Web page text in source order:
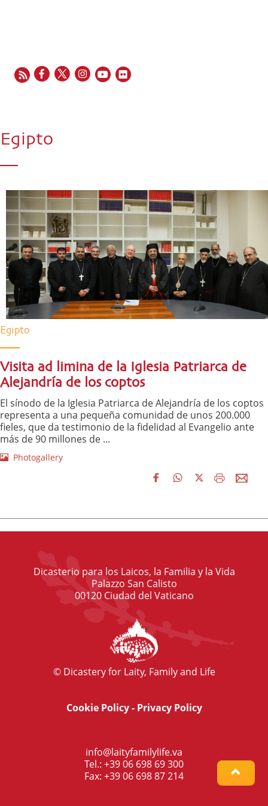
Egipto
Egipto
Visita ad limina de la Iglesia Patriarca de
Alejandría de los coptos
El sínodo de la Iglesia Patriarca de Alejandría de los coptos
representa a una pequeña comunidad de unos 200.000
fieles, que da testimonio de la fidelidad al Evangelio ante
más de 90 millones de ...
Photogallery
Dicasterio para los Laicos, la Familia y la Vida
Palazzo San Calisto
00120 Ciudad del Vaticano
© Dicastery for Laity, Family and Life
Cookie Policy- Privacy Policy
info@laityfamilylife.va
Tel.: +39 06 698 69 300
Fax: +39 06 698 87 214